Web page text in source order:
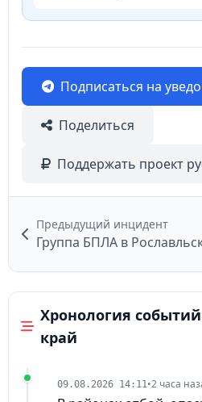
Подписаться на
Поделиться
Поддержать проект
Предыдущий инцидент
Группа БПЛА в
Хронология
край
09.08.2026 14:11•2 часа